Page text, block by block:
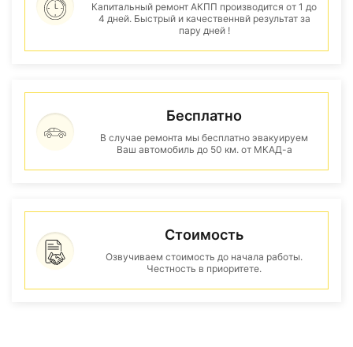
Капитальный ремонт АКПП производится от 1 до
4 дней. Быстрый и качественнвй результат за
пару дней !
Бесплатно
В случае ремонта мы бесплатно эвакуируем
Ваш автомобиль до 50 км. от МКАД-а
Стоимость
Озвучиваем стоимость до начала работы.
Честность в приоритете.